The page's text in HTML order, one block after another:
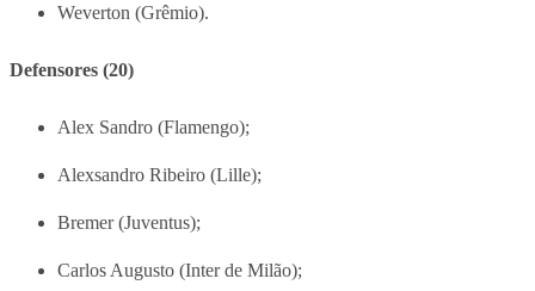
Weverton (Grêmio).
Defensores (20)
Alex Sandro (Flamengo);
Alexsandro Ribeiro (Lille);
Bremer (Juventus);
Carlos Augusto (Inter de Milão);